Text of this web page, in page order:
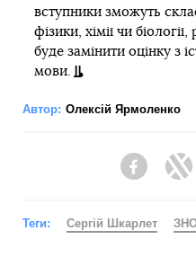
вступники зможуть
фізики, хімії чи
буде замінити оцінку з
мови.
Автор: Олексій Ярмоленко
Facebook
Теги: Сергій Шкарлет